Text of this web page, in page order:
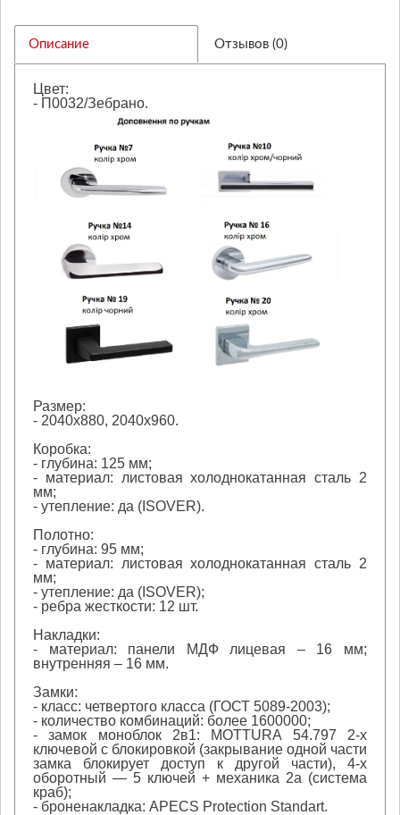
Описание Отзывов (0)
Цвет:
- П0032/Зебрано.
Размер:
- 2040х880, 2040х960.
Коробка:
- глубина: 125 мм;
- материал: листовая холоднокатанная сталь 2
мм;
- утепление: да (ISOVER).
Полотно:
- глубина: 95 мм;
- материал: листовая холоднокатанная сталь 2
мм;
- утепление: да (ISOVER);
- ребра жесткости: 12 шт.
Накладки:
- материал: панели МДФ лицевая – 16 мм;
внутренняя – 16 мм.
Замки:
- класс: четвертого класса (ГОСТ 5089-2003);
- количество комбинаций: более 1600000;
- замок моноблок 2в1: MOTTURA 54.797 2-х
ключевой с блокировкой (закрывание одной части
замка блокирует доступ к другой части), 4-х
оборотный — 5 ключей + механика 2а (система
краб);
- броненакладка: APECS Protection Standart.